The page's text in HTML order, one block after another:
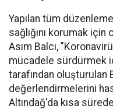
Yapılan tüm
sağlığını korumak
Asım Balcı,
mücadele sürdürmek
tarafından oluşturulan
değerlendirmelerini
Altındağ'da kısa